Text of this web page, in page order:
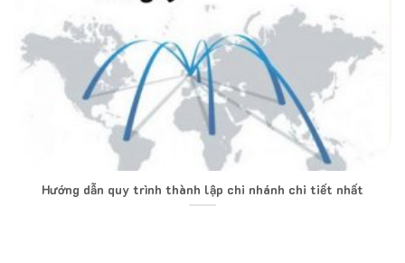
Hướng dẫn quy trình thành lập chi nhánh chi tiết nhất